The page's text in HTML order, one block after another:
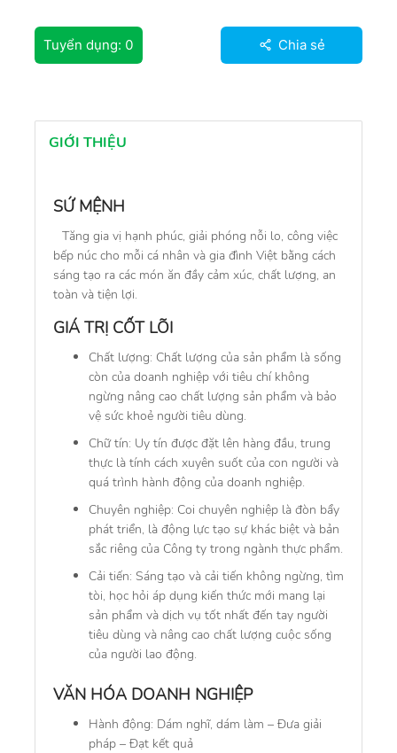
Tuyển dụng: 0 Chia sẻ
GIỚI THIỆU
SỨ MỆNH
Tăng gia vị hạnh phúc, giải phóng nỗi lo, công việc
bếp núc cho mỗi cá nhân và gia đình Việt bằng cách
sáng tạo ra các món ăn đầy cảm xúc, chất lượng, an
toàn và tiện lợi.
GIÁ TRỊ CỐT LÕI
Chất lượng: Chất lượng của sản phẩm là sống
còn của doanh nghiệp với tiêu chí không
ngừng nâng cao chất lượng sản phẩm và bảo
vệ sức khoẻ người tiêu dùng.
Chữ tín: Uy tín được đặt lên hàng đầu, trung
thực là tính cách xuyên suốt của con người và
quá trình hành động của doanh nghiệp.
Chuyên nghiệp: Coi chuyên nghiệp là đòn bẩy
phát triển, là động lực tạo sự khác biệt và bản
sắc riêng của Công ty trong ngành thực phẩm.
Cải tiến: Sáng tạo và cải tiến không ngừng, tìm
tòi, học hỏi áp dụng kiến thức mới mang lại
sản phẩm và dịch vụ tốt nhất đến tay người
tiêu dùng và nâng cao chất lượng cuộc sống
của người lao động.
VĂN HÓA DOANH NGHIỆP
Hành động: Dám nghĩ, dám làm – Đưa giải
pháp – Đạt kết quả